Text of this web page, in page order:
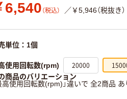
6,540 （税込） ／￥5,946（税抜き）
単位：1個
使用回転数(rpm) 20000
商品のバリエーション
高使用回転数(rpm)」違いで 全2商品 あ